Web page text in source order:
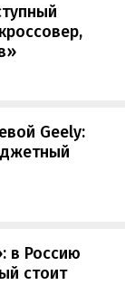
Geely:
в Россию
стоит